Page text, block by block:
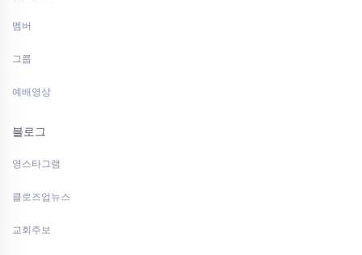
멤버
그룹
예배영상
블로그
영스타그램
클로즈업뉴스
교회주보